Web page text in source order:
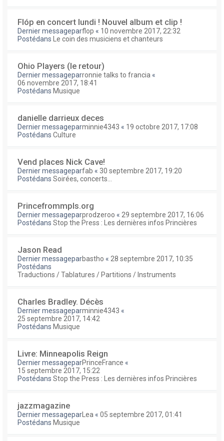
Flóp en concert lundi ! Nouvel album et clip !
Dernier messageparflop « 10 novembre 2017, 22:32
Postédans
Le coin des musiciens et chanteurs
Ohio Players (le retour)
Dernier messageparronnie talks to francia «
06 novembre 2017, 18:41
Postédans Musique
danielle darrieux deces
Dernier messageparminnie4343 « 19 octobre 2017, 17:08
Postédans Culture
Vend places Nick Cave!
Dernier messageparfab « 30 septembre 2017, 19:20
Postédans Soirées, concerts...
Princefrommpls.org
Dernier messageparprodzeroo « 29 septembre 2017, 16:06
Postédans Stop the Press : Les dernières infos Princières
Jason Read
Dernier messageparbastho « 28 septembre 2017, 10:35
Postédans
Traductions / Tablatures / Partitions / Instruments
Charles Bradley. Décès
Dernier messageparminnie4343 «
25 septembre 2017, 14:42
Postédans Musique
Livre: Minneapolis Reign
Dernier messageparPrinceFrance «
15 septembre 2017, 15:22
Postédans Stop the Press : Les dernières infos Princières
jazzmagazine
Dernier messagepar Lea « 05 septembre 2017, 01:41
Postédans Musique